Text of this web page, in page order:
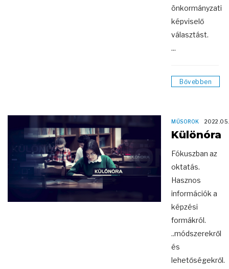
önkormányzati
képviselő
választást.
...
Bővebben
MŰSOROK
Különóra
Fókuszban az
oktatás.
Hasznos
információk a
képzési
formákról.
..módszerekről
és
lehetőségekről.